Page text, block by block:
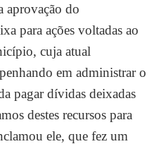
aprovação do
para ações voltadas ao
cuja atual
em administrar o
pagar dívidas deixadas
destes recursos para
ele, que fez um